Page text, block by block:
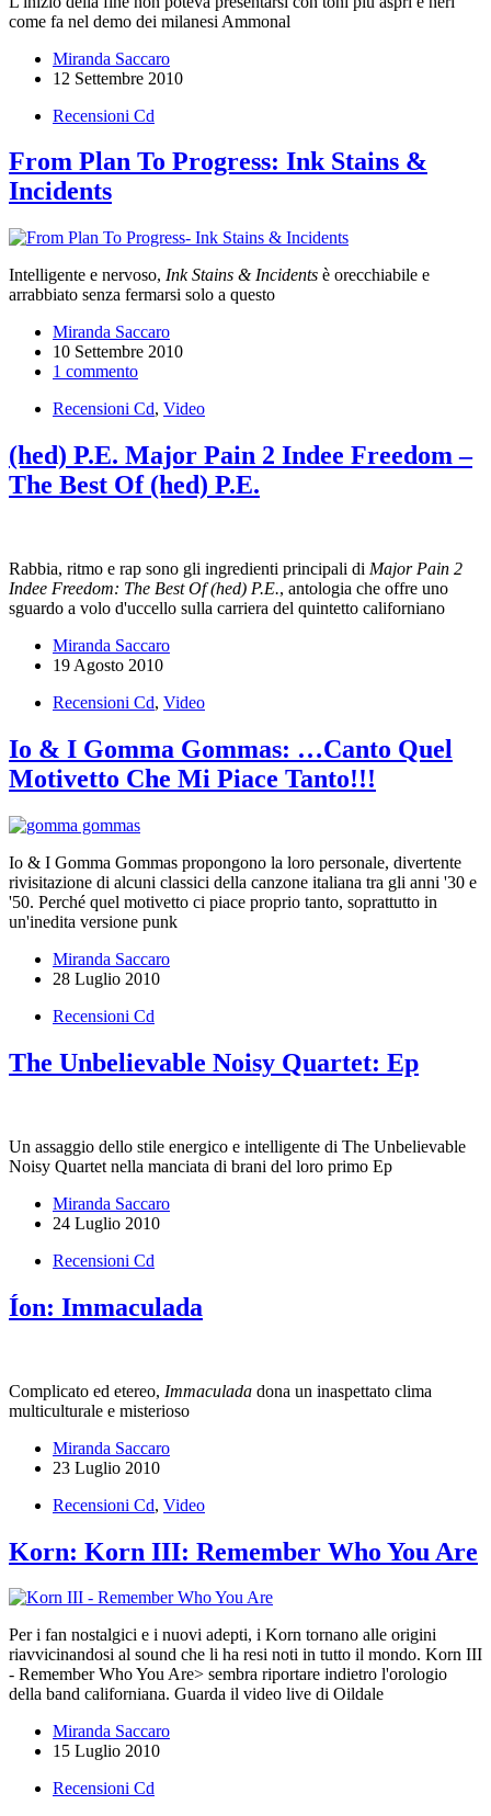
come fa nel demo dei milanesi Ammonal
Miranda Saccaro
12 Settembre 2010
Recensioni Cd
From Plan To Progress: Ink Stains &
Incidents
Intelligente e nervoso, Ink Stains & Incidents è orecchiabile e
arrabbiato senza fermarsi solo a questo
Miranda Saccaro
10 Settembre 2010
1 commento
Recensioni Cd, Video
(hed) P.E. Major Pain 2 Indee Freedom –
The Best Of (hed) P.E.
Rabbia, ritmo e rap sono gli ingredienti principali di Major Pain 2
Indee Freedom: The Best Of (hed) P.E., antologia che offre uno
sguardo a volo d'uccello sulla carriera del quintetto californiano
Miranda Saccaro
19 Agosto 2010
Recensioni Cd, Video
Io & I Gomma Gommas: …Canto Quel
Motivetto Che Mi Piace Tanto!!!
Io & I Gomma Gommas propongono la loro personale, divertente
rivisitazione di alcuni classici della canzone italiana tra gli anni '30 e
'50. Perché quel motivetto ci piace proprio tanto, soprattutto in
un'inedita versione punk
Miranda Saccaro
28 Luglio 2010
Recensioni Cd
The Unbelievable Noisy Quartet: Ep
Un assaggio dello stile energico e intelligente di The Unbelievable
Noisy Quartet nella manciata di brani del loro primo Ep
Miranda Saccaro
24 Luglio 2010
Recensioni Cd
Íon: Immaculada
Complicato ed etereo, Immaculada dona un inaspettato clima
multiculturale e misterioso
Miranda Saccaro
23 Luglio 2010
Recensioni Cd, Video
Korn: Korn III: Remember Who You Are
Per i fan nostalgici e i nuovi adepti, i Korn tornano alle origini
riavvicinandosi al sound che li ha resi noti in tutto il mondo. Korn III
- Remember Who You Are> sembra riportare indietro l'orologio
della band californiana. Guarda il video live di Oildale
Miranda Saccaro
15 Luglio 2010
Recensioni Cd